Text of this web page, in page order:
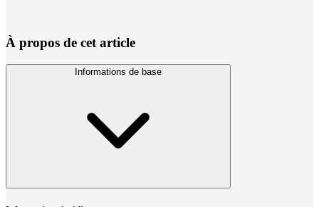
À propos de cet article
Informations de base